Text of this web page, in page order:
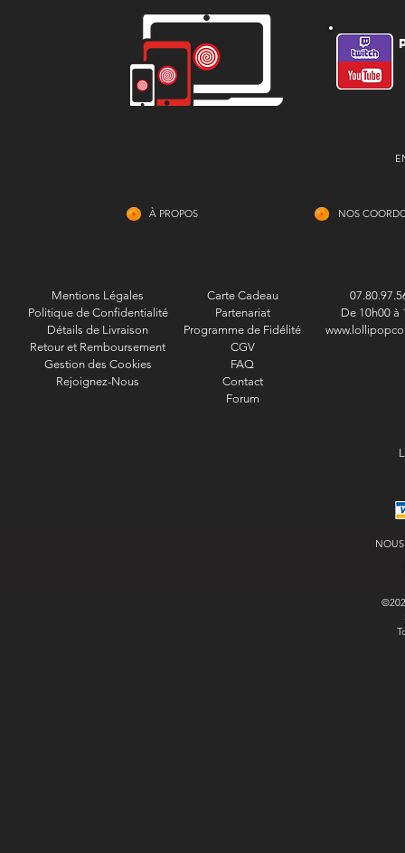
À PROPOS NOS
Mentions Légales
Politique de Confidentialité
Détails de Livraison
Retour et Remboursement
Gestion des Cookies
Rejoignez-Nous
Carte Cadeau
Partenariat
Programme de Fidélité
CGV
FAQ
Contact
Forum
De 10h00 à